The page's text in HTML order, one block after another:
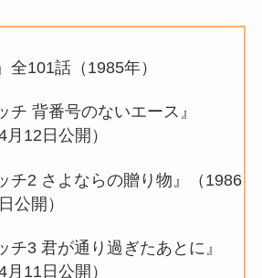
全101話（1985年）
チ 背番号のないエース』
月12日公開）
チ2 さよならの贈り物』（1986
公開）
チ3 君が通り過ぎたあとに』
月11日公開）